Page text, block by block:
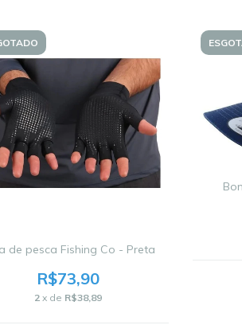
de pesca Fishing Co - Preta
R$73,90
2 x de R$38,89